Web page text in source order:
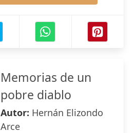
Memorias de un
pobre diablo
Autor: Hernán Elizondo
Arce